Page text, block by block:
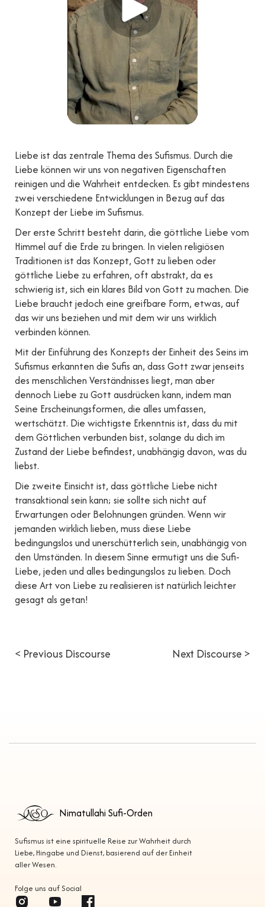
Liebe ist das zentrale Thema des Sufismus. Durch die
Liebe können wir uns von negativen Eigenschaften
reinigen und die Wahrheit entdecken. Es gibt mindestens
zwei verschiedene Entwicklungen in Bezug auf das
Konzept der Liebe im Sufismus.
Der erste Schritt besteht darin, die göttliche Liebe vom
Himmel auf die Erde zu bringen. In vielen religiösen
Traditionen ist das Konzept, Gott zu lieben oder
göttliche Liebe zu erfahren, oft abstrakt, da es
schwierig ist, sich ein klares Bild von Gott zu machen. Die
Liebe braucht jedoch eine greifbare Form, etwas, auf
das wir uns beziehen und mit dem wir uns wirklich
verbinden können.
Mit der Einführung des Konzepts der Einheit des Seins im
Sufismus erkannten die Sufis an, dass Gott zwar jenseits
des menschlichen Verständnisses liegt, man aber
dennoch Liebe zu Gott ausdrücken kann, indem man
Seine Erscheinungsformen, die alles umfassen,
wertschätzt. Die wichtigste Erkenntnis ist, dass du mit
dem Göttlichen verbunden bist, solange du dich im
Zustand der Liebe befindest, unabhängig davon, was du
liebst.
Die zweite Einsicht ist, dass göttliche Liebe nicht
transaktional sein kann; sie sollte sich nicht auf
Erwartungen oder Belohnungen gründen. Wenn wir
jemanden wirklich lieben, muss diese Liebe
bedingungslos und unerschütterlich sein, unabhängig von
den Umständen. In diesem Sinne ermutigt uns die Sufi-
Liebe, jeden und alles bedingungslos zu lieben. Doch
diese Art von Liebe zu realisieren ist natürlich leichter
gesagt als getan!
< Previous Discourse Next Discourse >
Nimatullahi Sufi-Orden
Sufismus ist eine spirituelle Reise zur Wahrheit durch
Liebe, Hingabe und Dienst, basierend auf der Einheit
aller Wesen.
Folge uns auf Social